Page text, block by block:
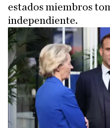
estados miembros
independiente.